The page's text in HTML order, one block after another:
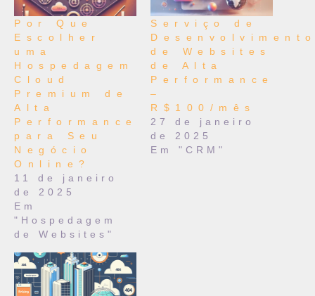
Por Que
Escolher
uma
Hospedagem
Cloud
Premium de
Alta
Performance
para Seu
Negócio
Online?
11 de janeiro
de 2025
Em
"Hospedagem
de Websites"
Serviço de
de Websites
de Alta
Performance
–
R$100/mês
27 de janeiro
de 2025
Em "CRM"